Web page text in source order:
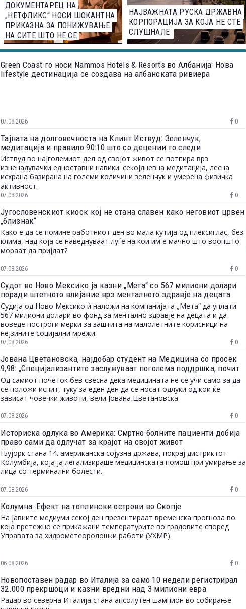
ДОКУМЕНТАРЕЦ НА
„НЕТФЛИКС“ НОСИ ШОКАНТНА
ПРИКАЗНА ЗА ПОНИЖУВАЊЕ
НА СИТЕ ШТО НЕ СЕ
СОВРШЕНИ
НАЈВАЖНАТА РУСКА ДРЖАВНА
КОРПОРАЦИЈА ЗА КОЈА НЕ СТЕ
СЛУШНАЛЕ
Green Coast го носи Nammos Hotels & Resorts во Албанија: Нова
lifestyle дестинација се создава на албанската ривиера
07.08.2026 0
Тајната на долговечноста на Клинт Иствуд: Зеленчук,
медитација и правило 90:10 што со децении го следи
Иствуд во најголемиот дел од својот живот се потпира врз
изненадувачки едноставни навики: секојдневна медитација, лесна
исхрана базирана на големи количини зеленчук и умерена физичка
активност.
07.08.2026 0
Југословенскиот киоск кој не стана славен како неговиот црвен
„близнак“
Како е да се помине работниот ден во мала кутија од плексиглас, без
клима, над која се наведнуваат луѓе на кои им е мачно што воопшто
мораат да пријдат?
07.08.2026 0
Судот во Ново Мексико ја казни „Мета“ со 567 милиони долари
поради штетното влијание врз менталното здравје на децата
Судија од Ново Мексико ѝ наложи на компанијата „Мета“ да уплати
567 милиони долари во фонд за ментално здравје на децата и да
воведе построги мерки за заштита на малолетните корисници на
нејзините социјални мрежи.
07.08.2026 0
Јована Цветановска, најдобар студент на Медицина со просек
9,98: „Специјализантите заслужуваат поголема поддршка, почит
и можности за професионален развој“
Од самиот почеток бев свесна дека медицината не се учи само за да
се положи испит, туку за еден ден да се носат одлуки од кои ќе
зависат човечки животи, вели Јована Цветановска
07.08.2026 0
Историска одлука во Америка: Смртно болните пациенти добија
право сами да одлучат за крајот на својот живот
Њујорк стана 14. американска сојузна држава, покрај дистриктот
Колумбија, која ја легализираше медицинската помош при умирање за
лица со терминални болести.
07.08.2026 0
Колумна: Ефект на топлински острови во Скопје
На јавните медиуми секој ден презентираат временска прогноза во
која претежно се прикажани температурите во градовите според
Управата за хидрометеоролошки работи (УХМР).
06.08.2026 0
Новопоставен радар во Италија за само 10 недели регистрирал
32.000 прекршоци и казни вредни над 3 милиони евра
Радар во северна Италија стана апсолутен шампион во собирање